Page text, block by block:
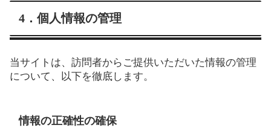
4．個人情報の管理
当サイトは、訪問者からご提供いただいた情報の管理
について、以下を徹底します。
情報の正確性の確保